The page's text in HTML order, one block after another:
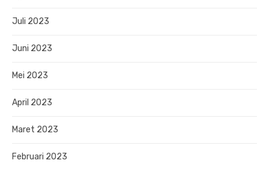
Juli 2023
Juni 2023
Mei 2023
April 2023
Maret 2023
Februari 2023